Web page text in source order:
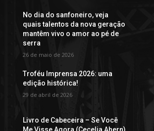
No dia do sanfoneiro, veja
quais talentos da nova geração
mantêm vivo o amor ao pé de
serra
26 de maio de 2026
Troféu Imprensa 2026: uma
edição histórica!
29 de abril de 2026
Livro de Cabeceira – Se Você
Me Visse Agora (Cecelia Ahern)